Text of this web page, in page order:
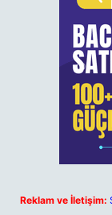
Reklam ve İletişim: